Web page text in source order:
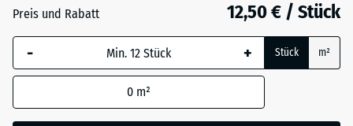
Die gewählte, blau
umrandete
Abmessung wird
Produktdaten nicht
Preis und Rabatt 12,50 € / Stück
- + Stück m²
0 m²